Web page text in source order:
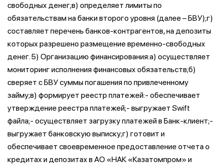
свободных денег;в) определяет лимиты по
обязательствам на банки второго уровня (далее – БВУ);г)
составляет перечень банков-контрагентов, на депозиты
которых разрешено размещение временно-свободных
денег. 5) Организацию финансирования:а) осуществляет
мониторинг исполнения финансовых обязательств;б)
сверяет с БВУ суммы погашения по привлеченному
займу;в) формирует реестр платежей:- обеспечивает
утверждение реестра платежей;- выгружает Swift
файла;- осуществляет загрузку платежей в Банк-клиент;-
выгружает банковскую выписку;г) готовит и
обеспечивает своевременное предоставление отчета о
кредитах и депозитах в АО «НАК «Казатомпром» и